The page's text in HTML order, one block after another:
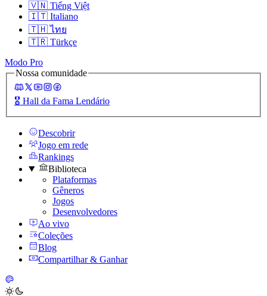
🇻🇳 Tiếng Việt
🇮🇹 Italiano
🇹🇭 ไทย
🇹🇷 Türkçe
Modo Pro
Nossa comunidade
🎖️ Hall da Fama Lendário
Descobrir
Jogo em rede
Rankings
Biblioteca
Plataformas
Gêneros
Jogos
Desenvolvedores
Ao vivo
Coleções
Blog
Compartilhar & Ganhar